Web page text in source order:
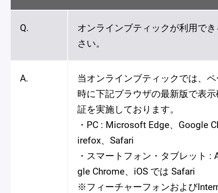
Q.
オンラインブティックが利用で
さい。
A.
当オンラインブティックでは、
時に下記ブラウザの最新版で表
証を実施しております。
・PC : Microsoft Edge、Google
irefox、Safari
・スマートフォン・タブレット :
gle Chrome、iOS では Safari
※フィーチャーフォンおよび